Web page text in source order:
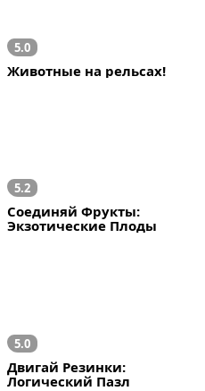
5.0
Животные на рельсах!
5.2
Соединяй Фрукты:
Экзотические Плоды
5.0
Двигай Резинки:
Логический Пазл